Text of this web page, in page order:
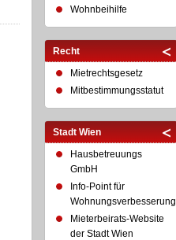
Wohnbeihilfe
Recht
Mietrechtsgesetz
Mitbestimmungsstatut
Stadt Wien
Hausbetreuungs
GmbH
Info-Point für
Wohnungsverbesserung
Mieterbeirats-Website
der Stadt Wien